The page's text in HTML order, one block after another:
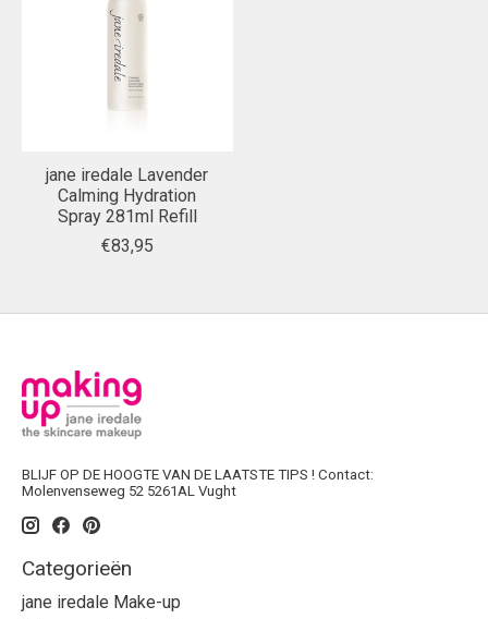
jane iredale Lavender
Calming Hydration
Spray 281ml Refill
€83,95
BLIJF OP DE HOOGTE VAN DE LAATSTE TIPS ! Contact:
Molenvenseweg 52 5261AL Vught
Categorieën
jane iredale Make-up